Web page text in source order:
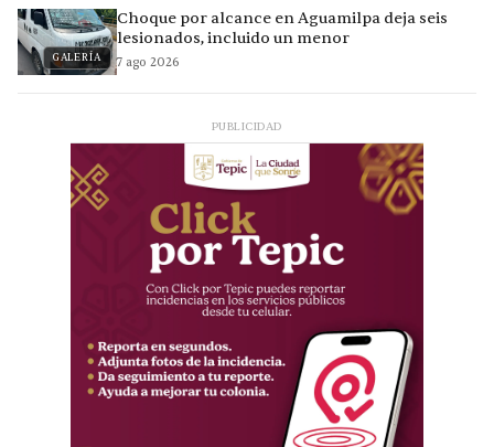
GALERÍA
Choque por alcance en Aguamilpa deja seis
lesionados, incluido un menor
7 ago 2026
PUBLICIDAD